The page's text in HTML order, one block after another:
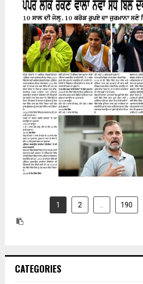
31 July 2026
1 2 190
CATEGORIES